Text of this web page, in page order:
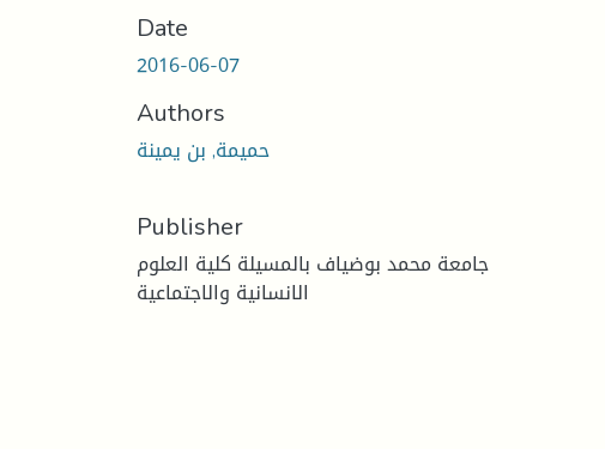
Date
2016-06-07
Authors
حميمة, بن يمينة
Publisher
جامعة محمد بوضياف بالمسيلة كلية العلوم
الانسانية والاجتماعية